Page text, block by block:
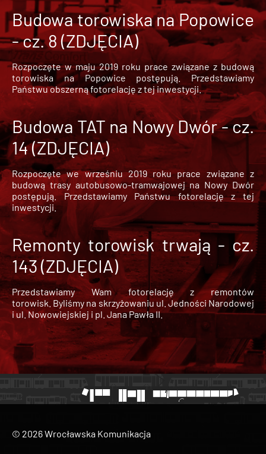
Budowa torowiska na Popowice
- cz. 8 (ZDJĘCIA)
Rozpoczęte w maju 2019 roku prace związane z budową
torowiska na Popowice
postępują. Przedstawiamy
Państwu obszerną fotorelację z tej inwestycji.
Budowa TAT na Nowy Dwór - cz.
14 (ZDJĘCIA)
Rozpoczęte we wrześniu 2019 roku prace związane z
budową trasy autobusowo-tramwajowej na Nowy Dwór
postępują. Przedstawiamy Państwu fotorelację z tej
inwestycji.
Remonty torowisk trwają - cz.
143 (ZDJĘCIA)
Przedstawiamy Wam fotorelację z remontów
torowisk. Byliśmy na skrzyżowaniu ul. Jedności Narodowej
i ul. Nowowiejskiej i pl. Jana Pawła II.
© 2026 Wrocławska Komunikacja